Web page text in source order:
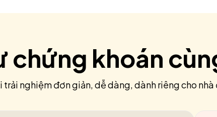
khoán
nghiệm đơn giản, dễ dàng, dành riêng cho